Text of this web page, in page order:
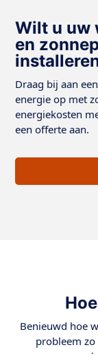
Wilt u uw
en
Draag bij aan
energie op met
energiekosten
een offerte aan.
Benieuwd hoe
probleem